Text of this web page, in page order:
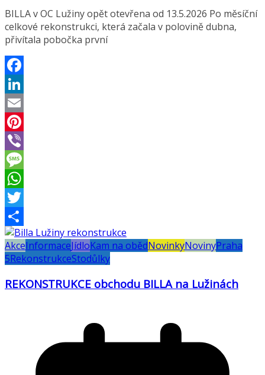
BILLA v OC Lužiny opět otevřena od 13.5.2026 Po měsíční
celkové rekonstrukci, která začala v polovině dubna,
přivítala pobočka první
Facebook
LinkedIn
Email
Pinterest
Viber
Message
WhatsApp
Twitter
Share
AkceInformaceJídloKam na obědNovinkyNovinyPraha
5RekonstrukceStodůlky
REKONSTRUKCE obchodu BILLA na Lužinách